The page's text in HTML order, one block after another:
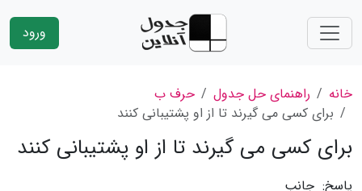
ورود
خانه راهنمای حل جدول
حرف ب
برای كسی می گیرند تا از او پشتیبانی كنند
برای كسی می گیرند تا از او پشتیبانی كنند
پاسخ: جانب